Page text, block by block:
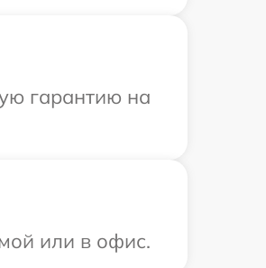
гарантию на
или в офис.